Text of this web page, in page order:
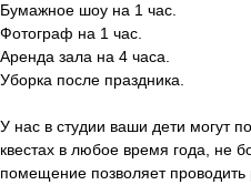
Бумажное шоу на 1 час.
Фотограф на 1 час.
Аренда зала на 4 часа.
Уборка после праздника.
У нас в студии ваши дети могут
квестах в любое время года, не
помещение позволяет